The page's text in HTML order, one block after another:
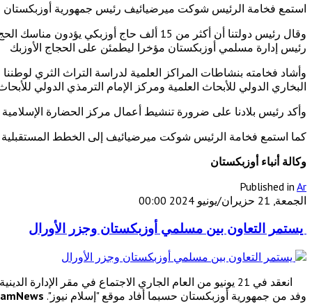
استمع فخامة الرئيس شوكت ميرضيائيف رئيس جمهورية أوزبكستان في 19 يونيو الحالي إلى سير الأعمال في المجالات الدينية
وقال رئيس دولتنا أن أكثر من 15 ألف حاج
رئيس إدارة مسلمي أوزبكستان مؤخرا ليطمئن على الحجاج الأوزبك
وأشاد فخامته بنشاطات المراكز العلمية لدراسة التراث الثري
البخاري الدولي للأبحاث العلمية ومركز الإمام الترمذي الدولي
وأكد رئيس بلادنا على ضرورة تنشيط أعمال مركز الحضارة الإسلامية
كما استمع فخامة الرئيس شوكت ميرضيائيف إلى الخطط المستقبلية
وكالة أنباء أوزبكستان
Published in Ar
الجمعة, 21 حزيران/يونيو 2024 00:00
يستمر التعاون بين مسلمي أوزبكستان وجزر الأورال
انعقد في 21 يونيو من العام الجاري الاجتماع في مقر
وفد من جمهورية أوزبكستان حسبما أفاد موقع "إسلام نيوز".